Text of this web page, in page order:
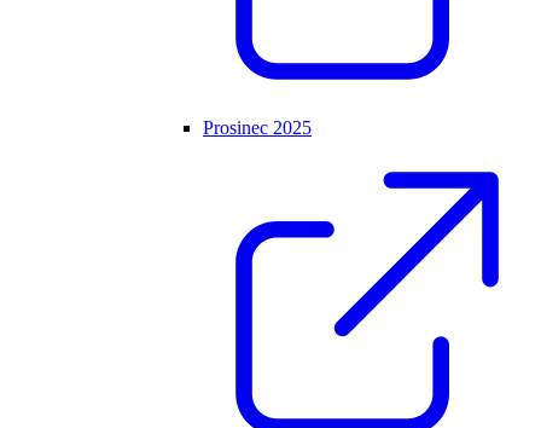
Prosinec 2025